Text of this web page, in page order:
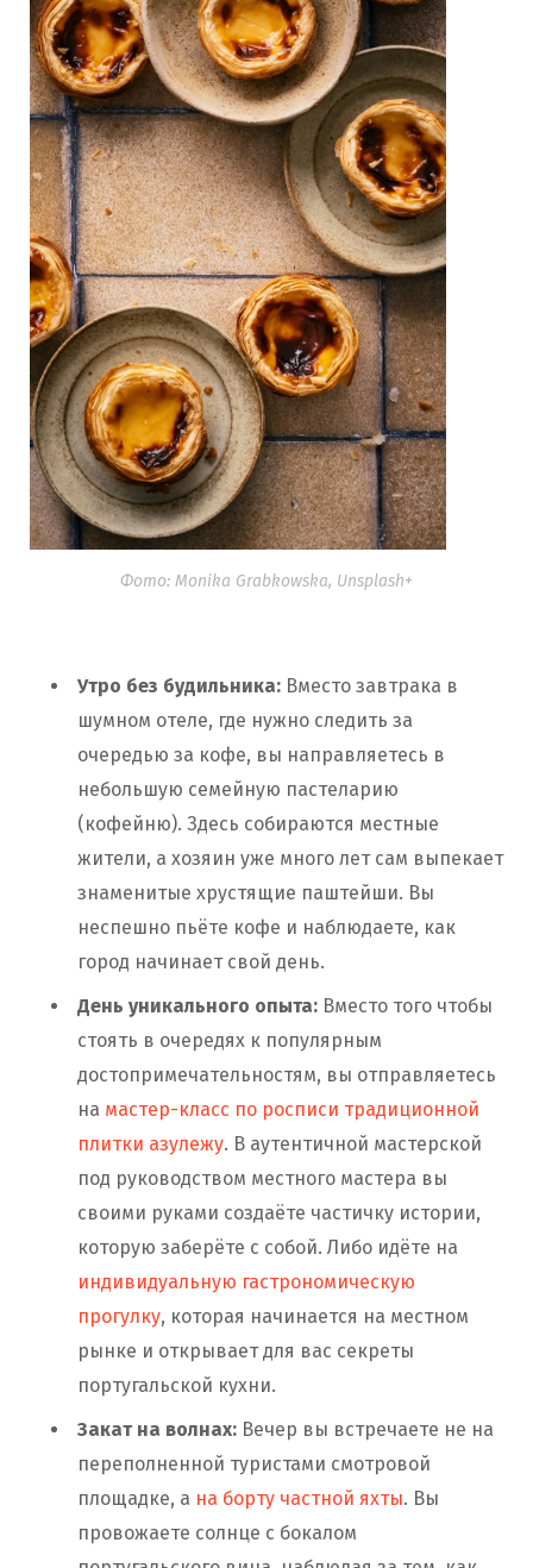
Фото: Monika Grabkowska, Unsplash+
Утро без будильника: Вместо завтрака в
шумном отеле, где нужно следить за
очередью за кофе, вы направляетесь в
небольшую семейную пастеларию
(кофейню). Здесь собираются местные
жители, а хозяин уже много лет сам выпекает
знаменитые хрустящие паштейши. Вы
неспешно пьёте кофе и наблюдаете, как
город начинает свой день.
День уникального опыта: Вместо того чтобы
стоять в очередях к популярным
достопримечательностям, вы отправляетесь
на мастер-класс по росписи традиционной
плитки азулежу. В аутентичной мастерской
под руководством местного мастера вы
своими руками создаёте частичку истории,
которую заберёте с собой. Либо идёте на
индивидуальную гастрономическую
прогулку, которая начинается на местном
рынке и открывает для вас секреты
португальской кухни.
Закат на волнах: Вечер вы встречаете не на
переполненной туристами смотровой
площадке, а на борту частной яхты. Вы
провожаете солнце с бокалом